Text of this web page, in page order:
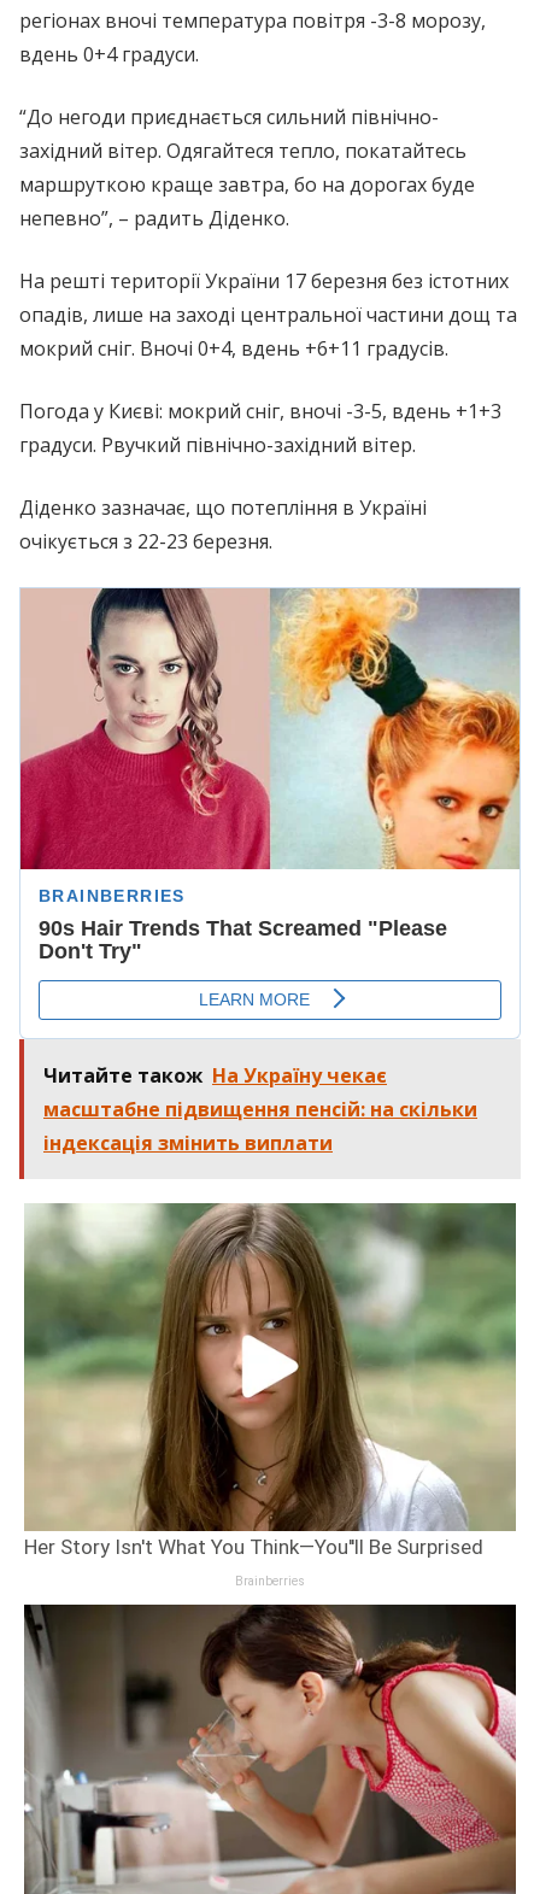
регіонах вночі температура повітря -3-8 морозу,
вдень 0+4 градуси.
“До негоди приєднається сильний північно-
західний вітер. Одягайтеся тепло, покатайтесь
маршруткою краще завтра, бо на дорогах буде
непевно”, – радить Діденко.
На решті території України 17 березня без істотних
опадів, лише на заході центральної частини дощ та
мокрий сніг. Вночі 0+4, вдень +6+11 градусів.
Погода у Києві: мокрий сніг, вночі -3-5, вдень +1+3
градуси. Рвучкий північно-західний вітер.
Діденко зазначає, що потепління в Україні
очікується з 22-23 березня.
Читайте також На Україну чекає
масштабне підвищення пенсій: на скільки
індексація змінить виплати